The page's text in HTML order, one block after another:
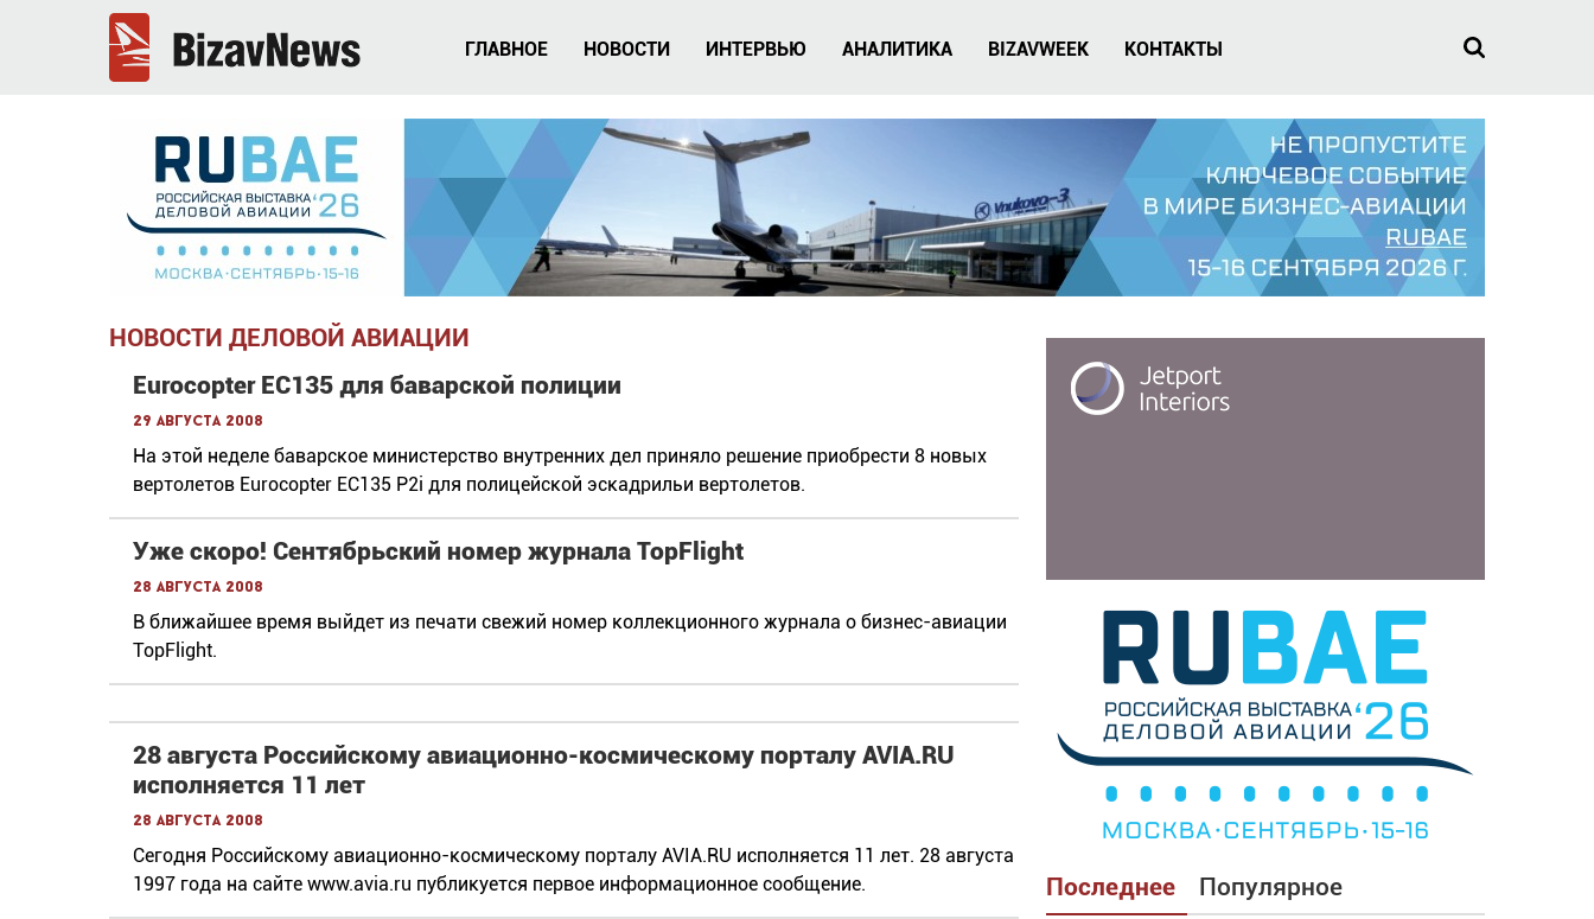
ГЛАВНОЕ НОВОСТИ ИНТЕРВЬЮ АНАЛИТИКА BIZAVWEEK КОНТАКТЫ
НОВОСТИ ДЕЛОВОЙ АВИАЦИИ
Eurocopter ЕС135 для баварской полиции
29 августа 2008
На этой неделе баварское министерство внутренних дел приняло решение приобрести 8 новых
вертолетов Eurocopter EC135 P2i для полицейской эскадрильи вертолетов.
Уже скоро! Сентябрьский номер журнала TopFlight
28 августа 2008
В ближайшее время выйдет из печати свежий номер коллекционного журнала о бизнес-авиации
TopFlight.
28 августа Российскому авиационно-космическому порталу AVIA.RU
исполняется 11 лет
28 августа 2008
Сегодня Российскому авиационно-космическому порталу AVIA.RU исполняется 11 лет. 28 августа
1997 года на сайте www.avia.ru публикуется первое информационное сообщение.
Последнее Популярное